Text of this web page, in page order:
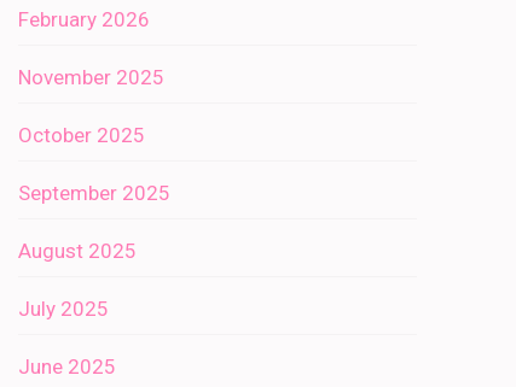
February 2026
November 2025
October 2025
September 2025
August 2025
July 2025
June 2025